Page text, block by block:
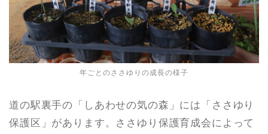
年ごとのささゆりの成長の様子
道の駅裏手の「しあわせの気の森」には「ささゆり
保護区」があります。ささゆり保護育成会によって